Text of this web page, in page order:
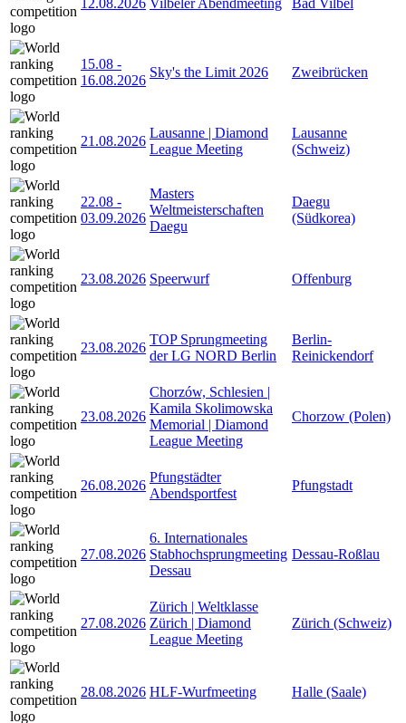
15.08 -
16.08.2026
Sky's the Limit 2026 Zweibrücken
21.08.2026
Lausanne | Diamond
League Meeting
Lausanne
(Schweiz)
22.08 -
03.09.2026
Masters
Weltmeisterschaften
Daegu
Daegu
(Südkorea)
23.08.2026 Speerwurf Offenburg
23.08.2026
TOP Sprungmeeting
der LG NORD Berlin
Berlin-
Reinickendorf
23.08.2026
Chorzów, Schlesien |
Kamila Skolimowska
Memorial | Diamond
League Meeting
Chorzow (Polen)
26.08.2026
Pfungstädter
Abendsportfest
Pfungstadt
27.08.2026
6. Internationales
Stabhochsprungmeeting
Dessau
Dessau-Roßlau
27.08.2026
Zürich | Weltklasse
Zürich | Diamond
League Meeting
Zürich (Schweiz)
28.08.2026 HLF-Wurfmeeting Halle (Saale)